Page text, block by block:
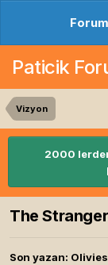
Paticik
Vizyon
2000
The
Son yazan: Olivies